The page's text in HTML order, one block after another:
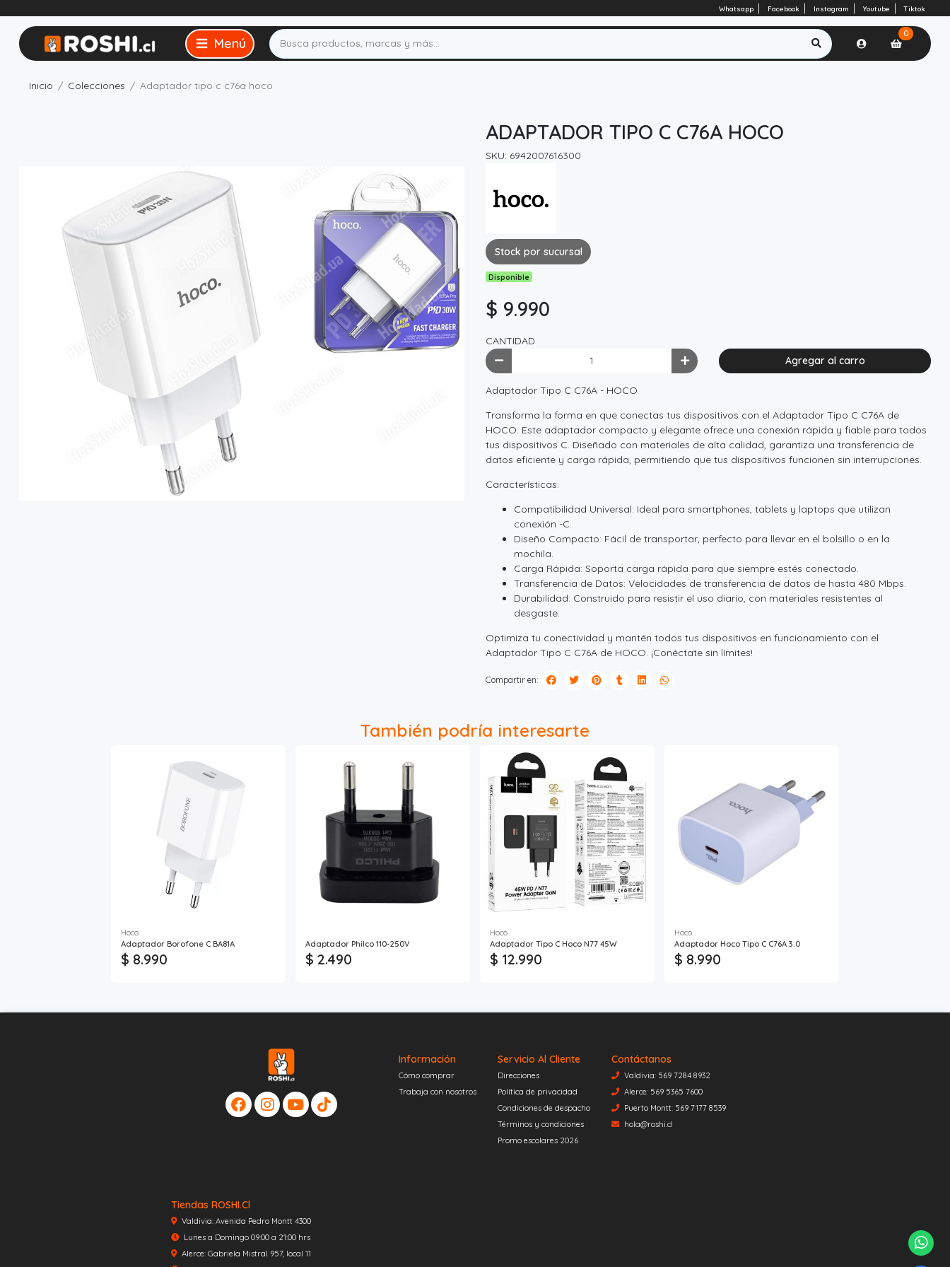
Whatsapp Facebook Instagram Youtube Tiktok
0
Inicio Colecciones Adaptador tipo c c76a hoco
ADAPTADOR TIPO C C76A HOCO
SKU: 6942007616300
Stock por sucursal
Disponible
$ 9.990
CANTIDAD
Agregar al carro
Adaptador Tipo C C76A - HOCO
Transforma la forma en que conectas tus dispositivos con el Adaptador Tipo C C76A de
HOCO. Este adaptador compacto y elegante ofrece una conexión rápida y fiable para todos
tus dispositivos C. Diseñado con materiales de alta calidad, garantiza una transferencia de
datos eficiente y carga rápida, permitiendo que tus dispositivos funcionen sin interrupciones.
Características:
Compatibilidad Universal: Ideal para smartphones, tablets y laptops que utilizan
conexión -C.
Diseño Compacto: Fácil de transportar, perfecto para llevar en el bolsillo o en la
mochila.
Carga Rápida: Soporta carga rápida para que siempre estés conectado.
Transferencia de Datos: Velocidades de transferencia de datos de hasta 480 Mbps.
Durabilidad: Construido para resistir el uso diario, con materiales resistentes al
desgaste.
Optimiza tu conectividad y mantén todos tus dispositivos en funcionamiento con el
Adaptador Tipo C C76A de HOCO. ¡Conéctate sin límites!
Compartir en:
También podría interesarte
Hoco
Adaptador Borofone C BA81A
$ 8.990
Adaptador Philco 110-250V
$ 2.490
Hoco
Adaptador Tipo C Hoco N77 45W
$ 12.990
Hoco
Adaptador Hoco Tipo C C76A 3.0
$ 8.990
Información
Cómo comprar
Trabaja con nosotros
Servicio Al Cliente
Direcciones
Política de privacidad
Condiciones de despacho
Términos y condiciones
Promo escolares 2026
Contáctanos
Valdivia: 569 7284 8932
Alerce: 569 5365 7600
Puerto Montt: 569 7177 8539
hola@roshi.cl
Tiendas ROSHI.cl
Valdivia: Avenida Pedro Montt 4300
Lunes a Domingo 09:00 a 21:00 hrs
Alerce: Gabriela Mistral 957, local 11